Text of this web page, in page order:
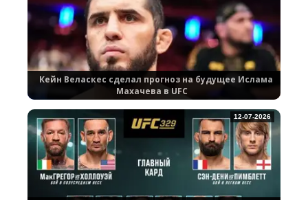
Кейн Веласкес сделал прогноз на будущее Ислама
Махачева в UFC
12-07-2026